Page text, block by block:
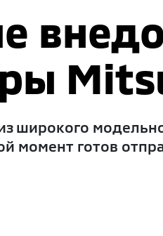
широкого
момент готов